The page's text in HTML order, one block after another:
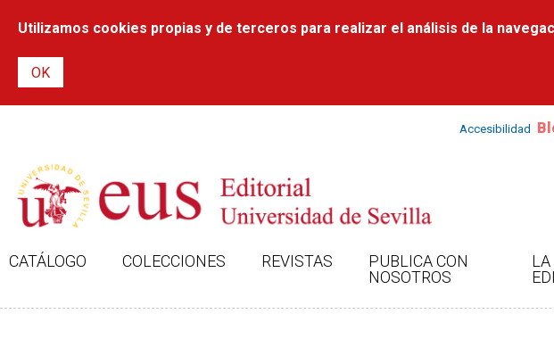
Utilizamos cookies propias y de terceros para realizar el análisis de la
Accesibilidad
CATÁLOGO COLECCIONES REVISTAS
PUBLICA CON
NOSOTROS
LA